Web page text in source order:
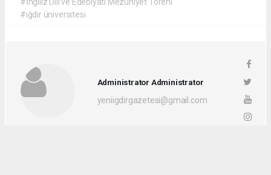
#İngiliz Dili ve Edebiyatı Mezuniyet Töreni
#ığdır üniversitesi
Administrator Administrator
yeniigdirgazetesi@gmail.com